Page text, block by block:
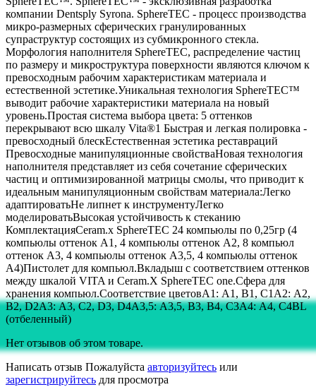
компании Dentsply Syrona. SphereTEC - процесс производства
микро-размерных сферических гранулированных
супраструктур состоящих из субмикронного стекла.
Морфология наполнителя SphereTEC, распределение частиц
по размеру и микроструктура поверхности являются ключом к
превосходным рабочим характеристикам материала и
естественной эстетике.Уникальная технология SphereTEC™
выводит рабочие характеристики материала на новый
уровень.Простая система выбора цвета: 5 оттенков
перекрывают всю шкалу Vita®1 Быстрая и легкая полировка -
превосходный блескЕстественная эстетика реставраций
Превосходные манипуляционные свойстваНовая технология
наполнителя представляет из себя сочетание сферических
частиц и оптимизированной матрицы смолы, что приводит к
идеальным манипуляционным свойствам материала:Легко
адаптироватьНе липнет к инструментуЛегко
моделироватьВысокая устойчивость к стеканию
КомплектацияCeram.x SphereTEC 24 компьюлы по 0,25гр (4
компьюлы оттенок А1, 4 компьюлы оттенок А2, 8 компьюл
оттенок А3, 4 компьюлы оттенок А3,5, 4 компьюлы оттенок
А4)Пистолет для компьюл.Вкладыш c соответствием оттенков
между шкалой VITA и Ceram.X SphereTEC one.Сфера для
хранения компьюл.Соответствие цветовА1: А1, В1, С1А2: А2,
В2, D2А3: А3, С2, D3, D4А3,5: А3,5, В3, В4, С3А4: А4, С4BL
(отбеленный)
Нет отзывов об этом товаре.
Написать отзыв Пожалуйста авторизуйтесь или
зарегистрируйтесь для просмотра